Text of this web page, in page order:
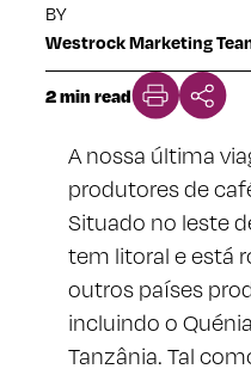
BY
Westrock Marketing
2 min read
A nossa última
produtores de
Situado no leste
tem litoral e está
outros países
incluindo o
Tanzânia. Tal